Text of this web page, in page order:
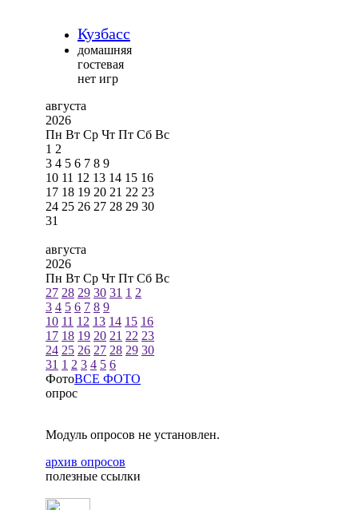
Кузбасс
домашняя
гостевая
нет игр
августа
2026
Пн Вт Ср Чт Пт Сб Вс
1 2
3 4 5 6 7 8 9
10 11 12 13 14 15 16
17 18 19 20 21 22 23
24 25 26 27 28 29 30
31
августа
2026
Пн Вт Ср Чт Пт Сб Вс
27 28 29 30 31 1 2
3 4 5 6 7 8 9
10 11 12 13 14 15 16
17 18 19 20 21 22 23
24 25 26 27 28 29 30
31 1 2 3 4 5 6
ФотоВСЕ ФОТО
опрос
Модуль опросов не установлен.
архив опросов
полезные ссылки